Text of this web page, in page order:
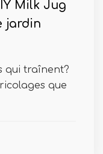
Milk Jug
jardin
qui traînent?
que